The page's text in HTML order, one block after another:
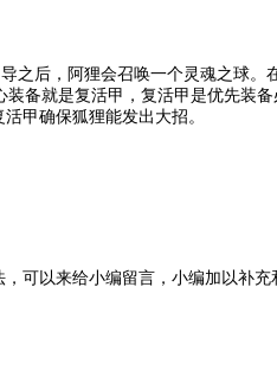
之后，阿狸会召唤一个灵魂之球。
备就是复活甲，复活甲是优先装
甲确保狐狸能发出大招。
可以来给小编留言，小编加以补充